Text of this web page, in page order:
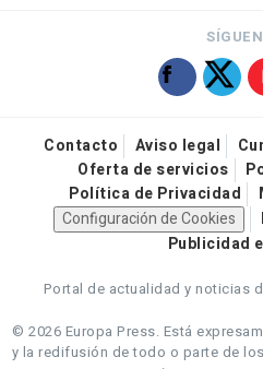
Contacto Aviso legal
Oferta de servicios
Política de Privacidad
Configuración de Cookies
Publicidad
Portal de actualidad y noticias
© 2026 Europa Press. Está
y la redifusión de todo o parte de